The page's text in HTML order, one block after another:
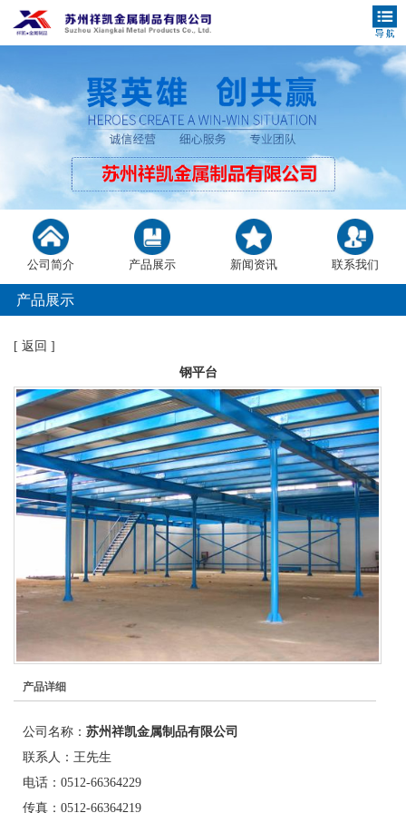
公司简介 产品展示 新闻资讯 联系我们
产品展示
[ 返回 ]
钢平台
产品详细
公司名称： 苏州祥凯金属制品有限公司
联系人：王先生
电话： 0512-66364229
传真：0512-66364219